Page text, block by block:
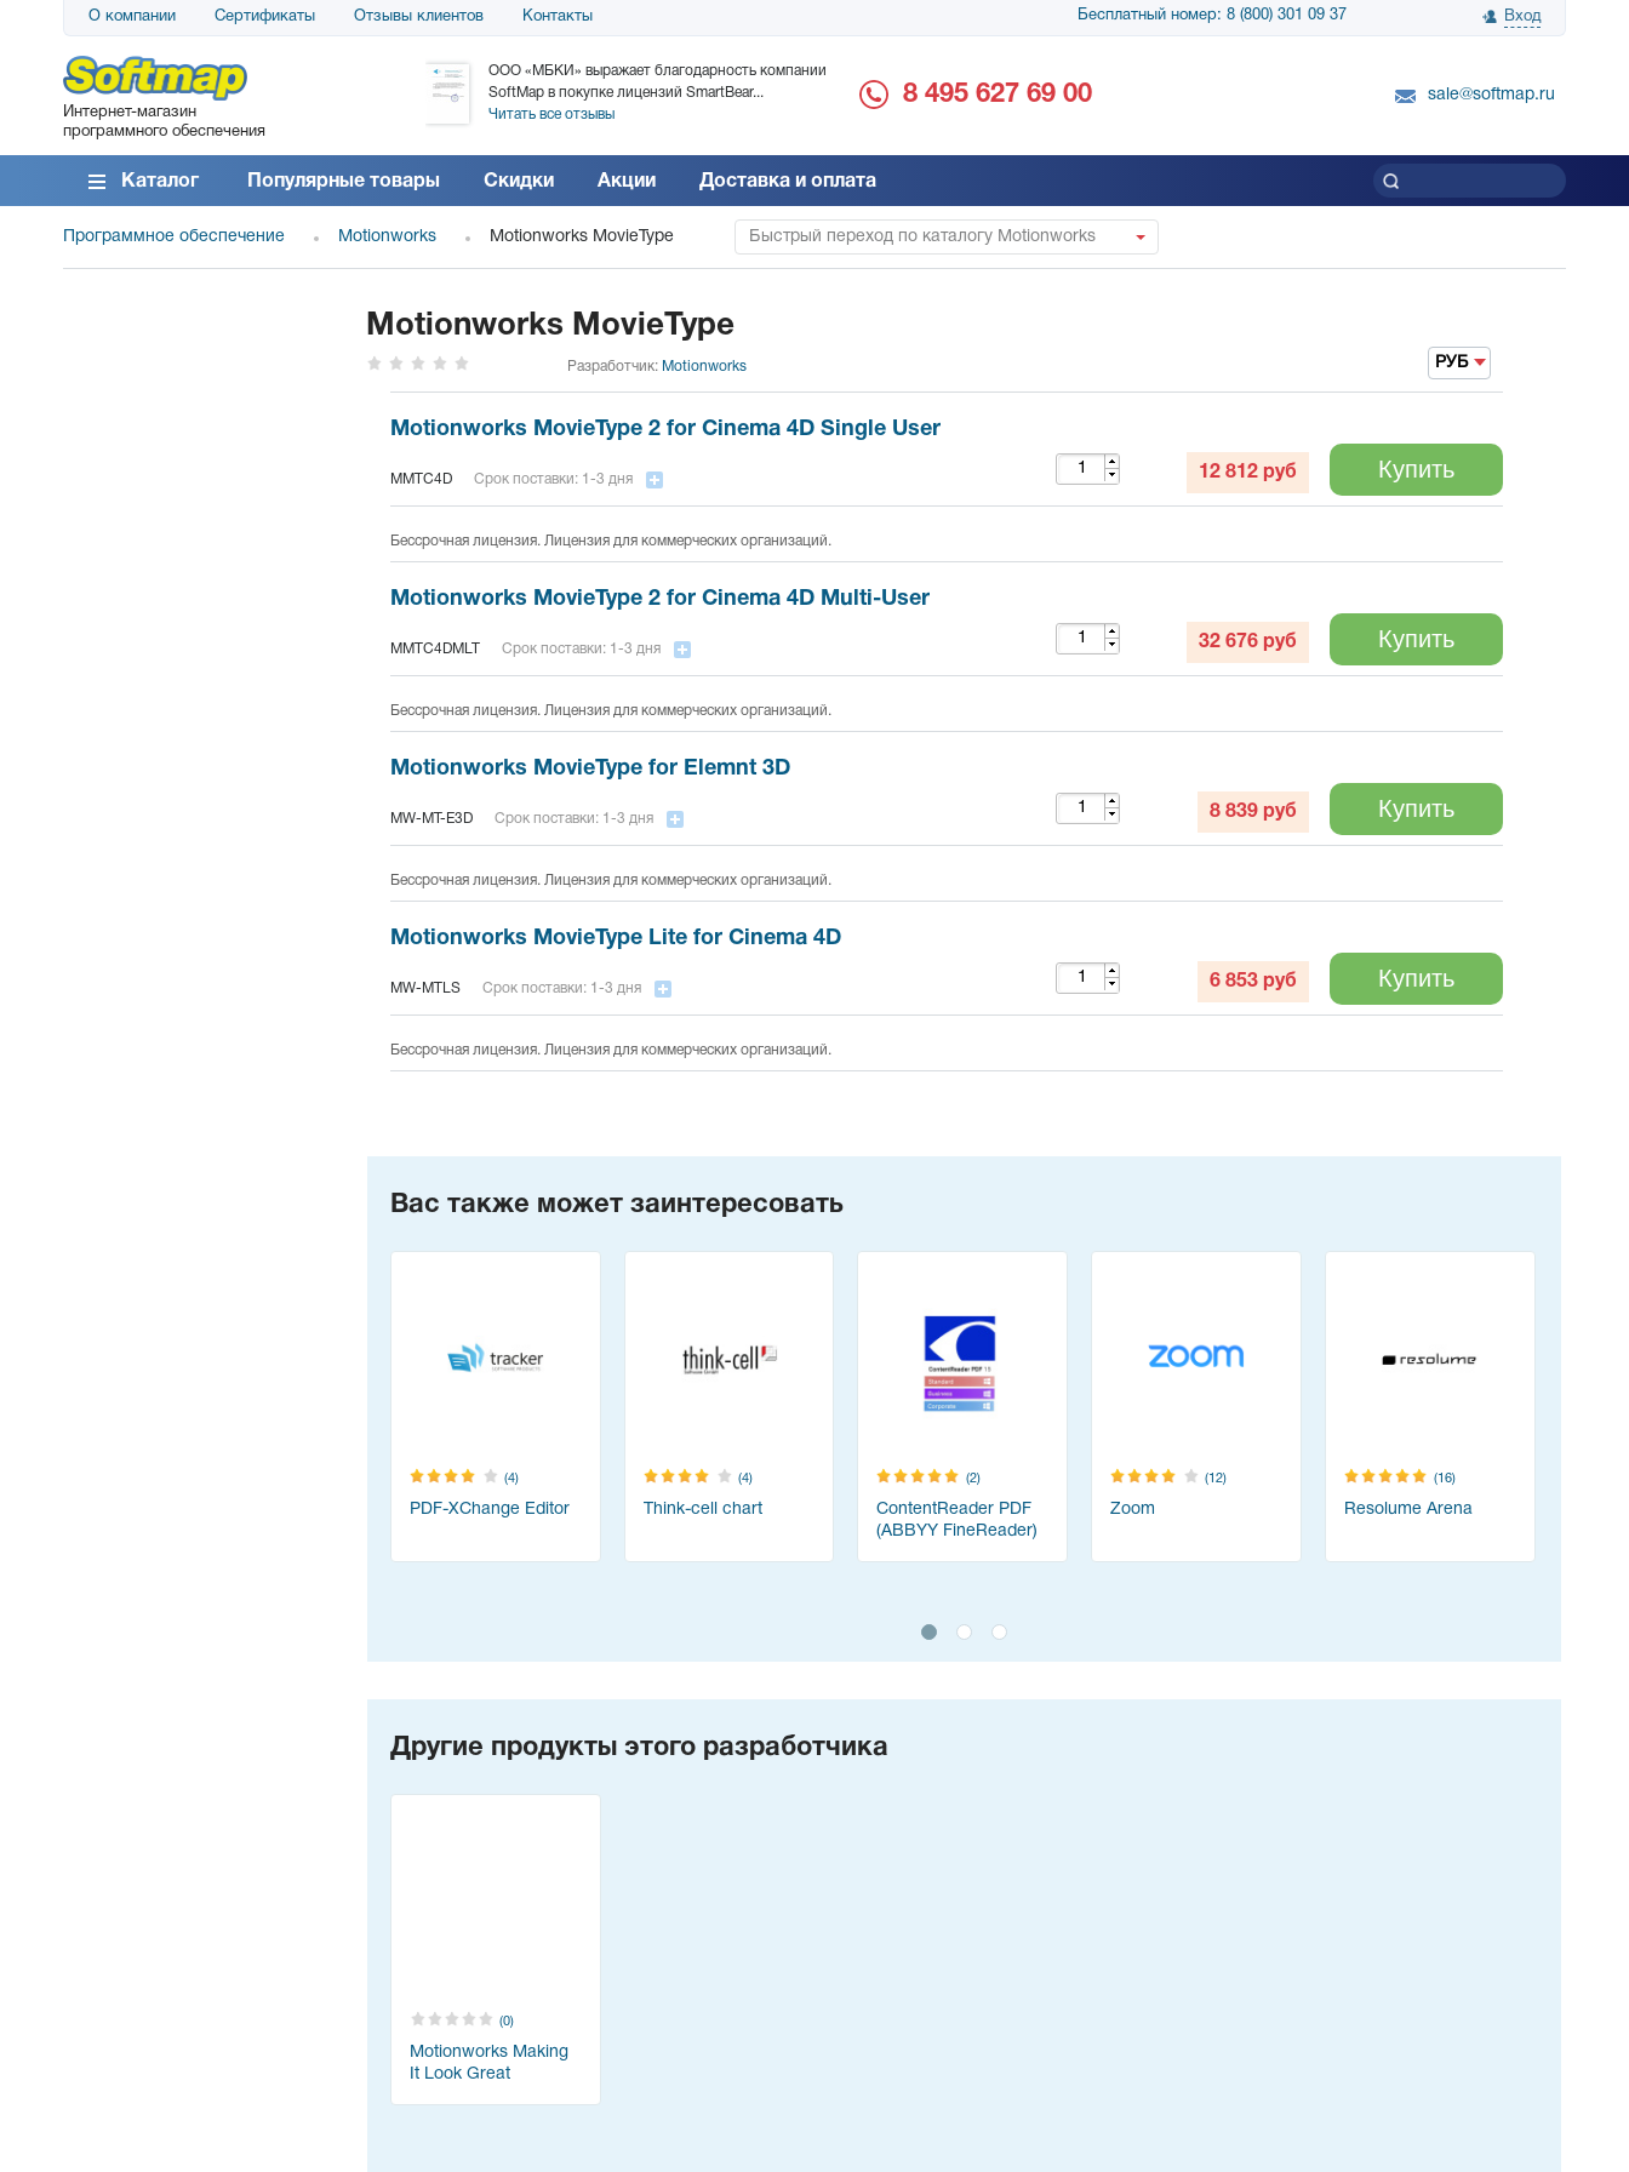
О компании Сертификаты Отзывы клиентов Контакты Бесплатный номер: 8 (800) 301 09 37 Вход
Интернет-магазин
программного обеспечения
АО «АТС» благодарит компанию SoftMap за
поставку программного обеспечения SolarWinds
DameWare...
Читать все отзывы
ООО «МБКИ» выражает благодарность компании
SoftMap в покупке лицензий SmartBear...
Читать все отзывы
благодарность за поставку SnapGene...
благодарность SoftMap за помощь в
8 495 627 69 00 sale@softmap.ru
Каталог Популярные товары Скидки Акции Доставка и оплата
Программное обеспечение Motionworks Motionworks MovieType Быстрый переход по каталогу Motionworks
Motionworks MovieType
Разработчик: Motionworks РУБ
Motionworks MovieType 2 for Cinema 4D Single User
MMTC4D Срок поставки: 1-3 дня 12 812 руб Купить
Бессрочная лицензия. Лицензия для коммерческих организаций.
Motionworks MovieType 2 for Cinema 4D Multi-User
MMTC4DMLT Срок поставки: 1-3 дня 32 676 руб Купить
Бессрочная лицензия. Лицензия для коммерческих организаций.
Motionworks MovieType for Elemnt 3D
MW-MT-E3D Срок поставки: 1-3 дня 8 839 руб Купить
Бессрочная лицензия. Лицензия для коммерческих организаций.
Motionworks MovieType Lite for Cinema 4D
MW-MTLS Срок поставки: 1-3 дня 6 853 руб Купить
Бессрочная лицензия. Лицензия для коммерческих организаций.
Вас также может заинтересовать
(4)
PDF-XChange Editor
(4)
Think-cell chart
(2)
ContentReader PDF
(ABBYY FineReader)
(12)
Zoom
(16)
Resolume Arena
Другие продукты этого разработчика
(0)
Motionworks Making
It Look Great